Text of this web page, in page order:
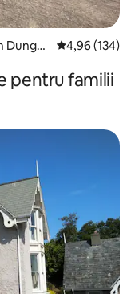
Dungar
Scor mediu de
4,96 (134)
pentru familii
oaspeților